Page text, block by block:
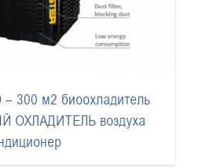
– 300 м2 биоохладитель
ОХЛАДИТЕЛЬ воздуха